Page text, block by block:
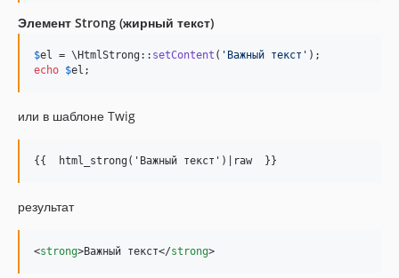
Элемент Strong (жирный текст)
$el = \HtmlStrong:: setContent ( ' Важный текст '
echo $el ;
или в шаблоне Twig
{{  html_strong('Важный текст')|raw  }}
результат
<strong>Важный текст</strong>